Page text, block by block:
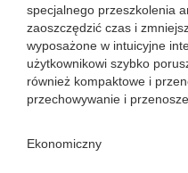
specjalnego przeszkolenia
zaoszczędzić czas i
wyposażone w intuicyjne
użytkownikowi szybko
również kompaktowe i
przechowywanie i
Ekonomiczny